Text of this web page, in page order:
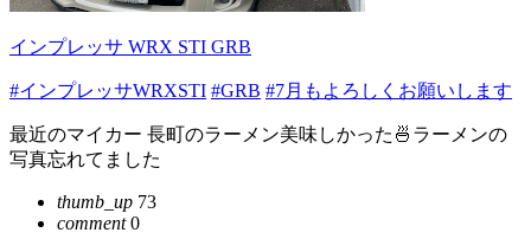
インプレッサ WRX STI GRB
#インプレッサWRXSTI #GRB #7月もよろしくお願いします
最近のマイカー 長町のラーメン美味しかった🍜ラーメンの
写真忘れてました
thumb_up 73
comment0